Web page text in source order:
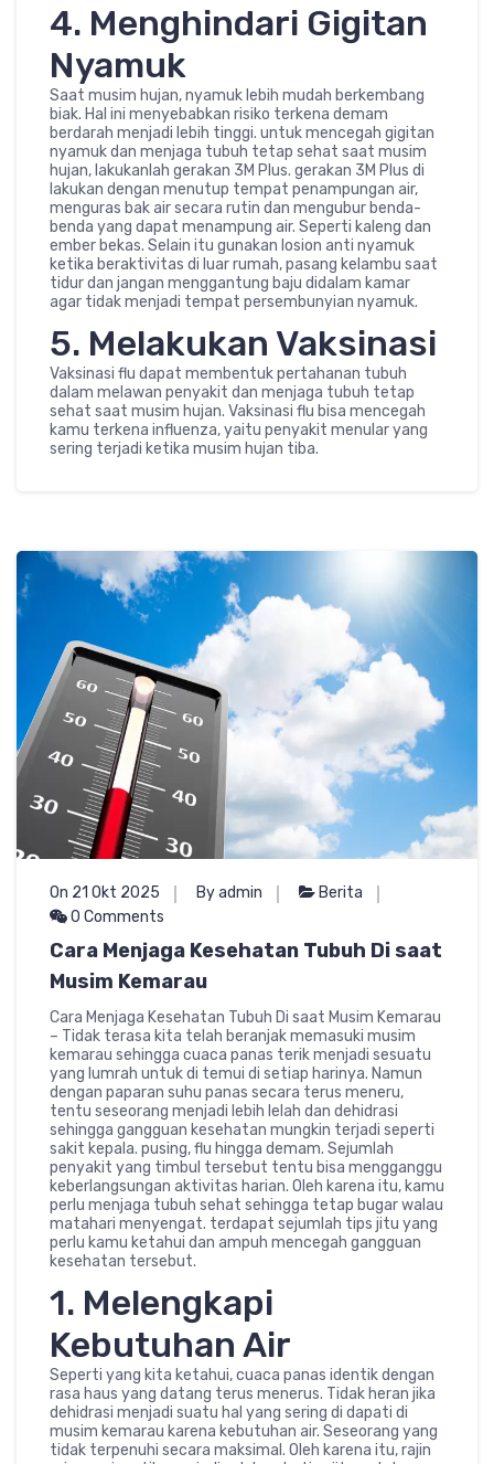
4. Menghindari Gigitan
Nyamuk
Saat musim hujan, nyamuk lebih mudah berkembang
biak. Hal ini menyebabkan risiko terkena demam
berdarah menjadi lebih tinggi. untuk mencegah gigitan
nyamuk dan menjaga tubuh tetap sehat saat musim
hujan, lakukanlah gerakan 3M Plus. gerakan 3M Plus di
lakukan dengan menutup tempat penampungan air,
menguras bak air secara rutin dan mengubur benda-
benda yang dapat menampung air. Seperti kaleng dan
ember bekas. Selain itu gunakan losion anti nyamuk
ketika beraktivitas di luar rumah, pasang kelambu saat
tidur dan jangan menggantung baju didalam kamar
agar tidak menjadi tempat persembunyian nyamuk.
5. Melakukan Vaksinasi
Vaksinasi flu dapat membentuk pertahanan tubuh
dalam melawan penyakit dan menjaga tubuh tetap
sehat saat musim hujan. Vaksinasi flu bisa mencegah
kamu terkena influenza, yaitu penyakit menular yang
sering terjadi ketika musim hujan tiba.
On 21 Okt 2025 By admin
Berita
0 Comments
Cara Menjaga Kesehatan Tubuh Di saat
Musim Kemarau
Cara Menjaga Kesehatan Tubuh Di saat Musim Kemarau
– Tidak terasa kita telah beranjak memasuki musim
kemarau sehingga cuaca panas terik menjadi sesuatu
yang lumrah untuk di temui di setiap harinya. Namun
dengan paparan suhu panas secara terus meneru,
tentu seseorang menjadi lebih lelah dan dehidrasi
sehingga gangguan kesehatan mungkin terjadi seperti
sakit kepala. pusing, flu hingga demam. Sejumlah
penyakit yang timbul tersebut tentu bisa mengganggu
keberlangsungan aktivitas harian. Oleh karena itu, kamu
perlu menjaga tubuh sehat sehingga tetap bugar walau
matahari menyengat. terdapat sejumlah tips jitu yang
perlu kamu ketahui dan ampuh mencegah gangguan
kesehatan tersebut.
1. Melengkapi
Kebutuhan Air
Seperti yang kita ketahui, cuaca panas identik dengan
rasa haus yang datang terus menerus. Tidak heran jika
dehidrasi menjadi suatu hal yang sering di dapati di
musim kemarau karena kebutuhan air. Seseorang yang
tidak terpenuhi secara maksimal. Oleh karena itu, rajin